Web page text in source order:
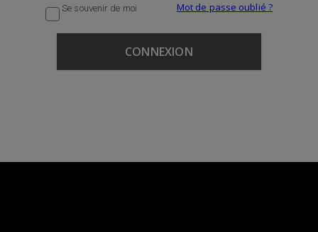
Se souvenir de moi Mot de passe oublié ?